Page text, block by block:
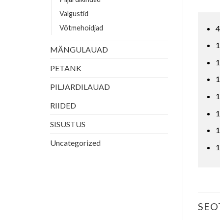
Valgustid
Võtmehoidjad
MÄNGULAUAD
PETANK
PILJARDILAUAD
RIIDED
SISUSTUS
Uncategorized